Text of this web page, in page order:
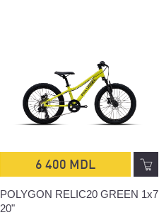
6 400 MDL
POLYGON RELIC20 GREEN 1x7
20"